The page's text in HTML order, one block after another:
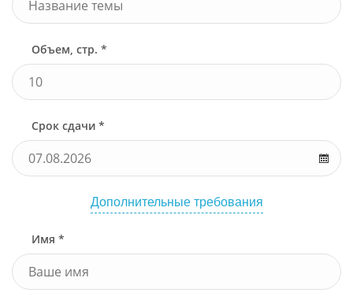
Объем, стр. *
Срок сдачи *
Дополнительные требования
Имя *